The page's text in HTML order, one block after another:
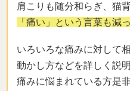
肩こりも随分和らぎ、猫
「痛い」という言葉も減
いろいろな痛みに対して
動かし方などを詳しく説
痛みに悩まれている方是